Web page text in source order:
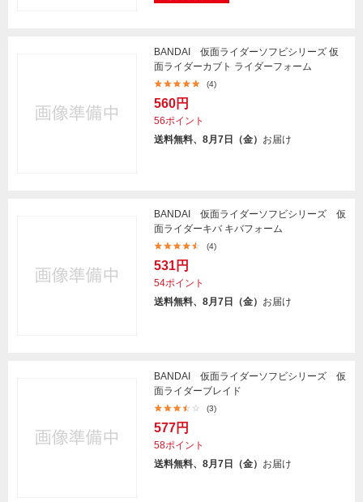
BANDAI 仮面ライダーソフビシリーズ 仮
面ライダーカブト ライダーフォーム
(4)
560円
56ポイント
送料無料、8月7日（金） お届け
BANDAI 仮面ライダーソフビシリーズ 仮
面ライダーキバ キバフォーム
(4)
531円
54ポイント
送料無料、8月7日（金） お届け
BANDAI 仮面ライダーソフビシリーズ 仮
面ライダーブレイド
(3)
577円
58ポイント
送料無料、8月7日（金） お届け